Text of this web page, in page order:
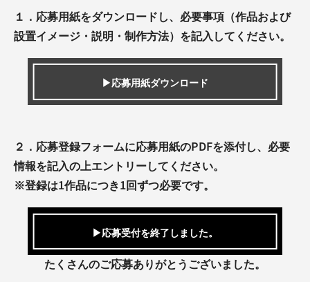
１．応募用紙をダウンロードし、必要事項（作品および
設置イメージ・説明・制作方法）を記入してください。
▶応募用紙ダウンロード
２．応募登録フォームに応募用紙のPDFを添付し、必要
情報を記入の上エントリーしてください。
※登録は1作品につき1回ずつ必要です。
▶応募受付を終了しました。
たくさんのご応募ありがとうございました。